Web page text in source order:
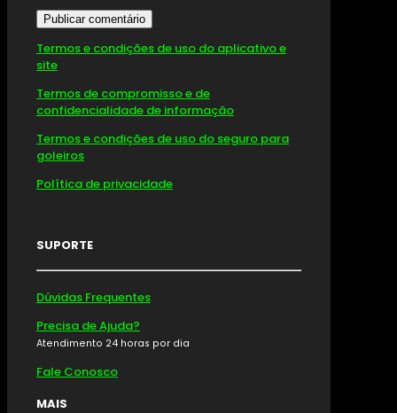
Termos e condições de uso do aplicativo e
site
Termos de compromisso e de
confidencialidade de informação
Termos e condições de uso do seguro para
goleiros
Política de privacidade
SUPORTE
Dúvidas Frequentes
Precisa de Ajuda?
Atendimento 24 horas por dia
Fale Conosco
MAIS